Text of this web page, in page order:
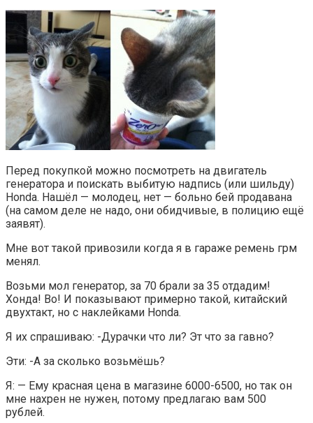
Перед покупкой можно посмотреть на двигатель
генератора и поискать выбитую надпись (или шильду)
Honda. Нашёл — молодец, нет — больно бей продавана
(на самом деле не надо, они обидчивые, в полицию ещё
заявят).
Мне вот такой привозили когда я в гараже ремень грм
менял.
Возьми мол генератор, за 70 брали за 35 отдадим!
Хонда! Во! И показывают примерно такой, китайский
двухтакт, но с наклейками Honda.
Я их спрашиваю: -Дурачки что ли? Эт что за гавно?
Эти: -А за сколько возьмёшь?
Я: — Ему красная цена в магазине 6000-6500, но так он
мне нахрен не нужен, потому предлагаю вам 500
рублей.